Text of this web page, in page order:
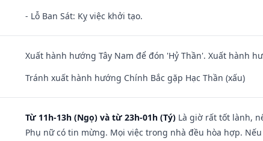
- Lỗ Ban Sát: Kỵ việc khởi tạo.
Xuất hành hướng Tây Nam để đón 'Hỷ Thần'. Xuất hành
Tránh xuất hành hướng Chính Bắc gặp Hạc Thần (xấu)
Từ 11h-13h (Ngọ) và từ 23h-01h (Tý) Là giờ rất tốt lành,
Phụ nữ có tin mừng. Mọi việc trong nhà đều hòa hợp.